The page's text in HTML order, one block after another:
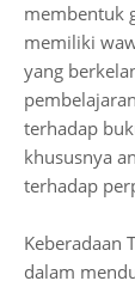
membentuk
memiliki
yang
terhadap
khususnya
terhadap
Keberadaan
dalam